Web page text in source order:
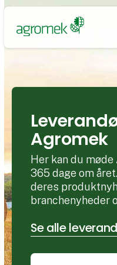
Agromek
Her kan du
365 dage om
deres
branchenyheder
Se alle